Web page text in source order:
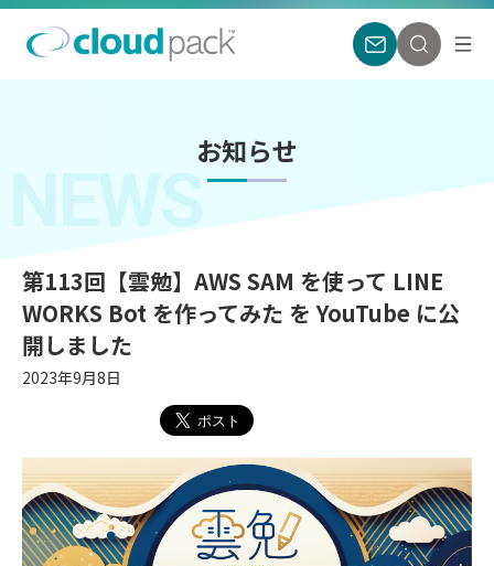
お知らせ
NEWS
第113回【雲勉】AWS SAM を使って LINE
WORKS Bot を作ってみた を YouTube に公
開しました
2023年9月8日